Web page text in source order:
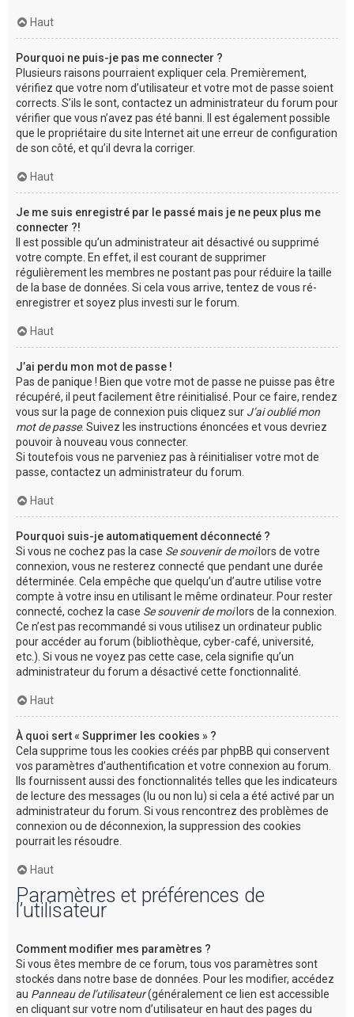
Haut
Pourquoi ne puis-je pas me connecter ?
Plusieurs raisons pourraient expliquer cela. Premièrement,
vérifiez que votre nom d’utilisateur et votre mot de passe soient
corrects. S’ils le sont, contactez un administrateur du forum pour
vérifier que vous n’avez pas été banni. Il est également possible
que le propriétaire du site Internet ait une erreur de configuration
de son côté, et qu’il devra la corriger.
Haut
Je me suis enregistré par le passé mais je ne peux plus me
connecter ?!
Il est possible qu’un administrateur ait désactivé ou supprimé
votre compte. En effet, il est courant de supprimer
régulièrement les membres ne postant pas pour réduire la taille
de la base de données. Si cela vous arrive, tentez de vous ré-
enregistrer et soyez plus investi sur le forum.
Haut
J’ai perdu mon mot de passe !
Pas de panique ! Bien que votre mot de passe ne puisse pas être
récupéré, il peut facilement être réinitialisé. Pour ce faire, rendez
vous sur la page de connexion puis cliquez sur J’ai oublié mon
mot de passe. Suivez les instructions énoncées et vous devriez
pouvoir à nouveau vous connecter.
Si toutefois vous ne parveniez pas à réinitialiser votre mot de
passe, contactez un administrateur du forum.
Haut
Pourquoi suis-je automatiquement déconnecté ?
Si vous ne cochez pas la case Se souvenir de moilors de votre
connexion, vous ne resterez connecté que pendant une durée
déterminée. Cela empêche que quelqu’un d’autre utilise votre
compte à votre insu en utilisant le même ordinateur. Pour rester
connecté, cochez la case Se souvenir de moilors de la connexion.
Ce n’est pas recommandé si vous utilisez un ordinateur public
pour accéder au forum (bibliothèque, cyber-café, université,
etc.). Si vous ne voyez pas cette case, cela signifie qu’un
administrateur du forum a désactivé cette fonctionnalité.
Haut
À quoi sert « Supprimer les cookies » ?
Cela supprime tous les cookies créés par phpBB qui conservent
vos paramètres d’authentification et votre connexion au forum.
Ils fournissent aussi des fonctionnalités telles que les indicateurs
de lecture des messages (lu ou non lu) si cela a été activé par un
administrateur du forum. Si vous rencontrez des problèmes de
connexion ou de déconnexion, la suppression des cookies
pourrait les résoudre.
Haut
Paramètres et préférences de
l’utilisateur
Comment modifier mes paramètres ?
Si vous êtes membre de ce forum, tous vos paramètres sont
stockés dans notre base de données. Pour les modifier, accédez
au Panneau de l’utilisateur(généralement ce lien est accessible
en cliquant sur votre nom d’utilisateur en haut des pages du